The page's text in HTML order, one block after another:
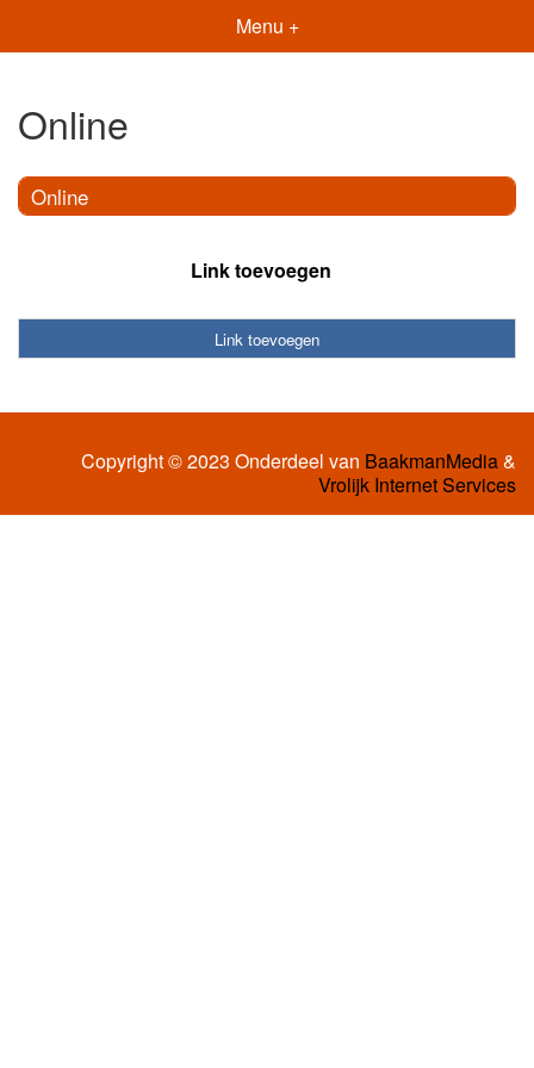
Menu +
Online
Online
Link toevoegen
Link toevoegen
Copyright © 2023 Onderdeel van BaakmanMedia&
Vrolijk Internet Services